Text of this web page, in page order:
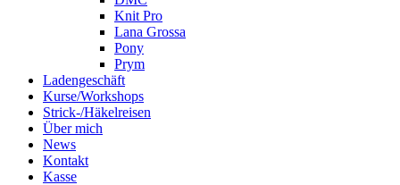
Knit Pro
Lana Grossa
Pony
Prym
Ladengeschäft
Kurse/Workshops
Strick-/Häkelreisen
Über mich
News
Kontakt
Kasse